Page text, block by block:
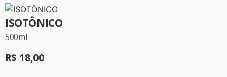
ISOTÔNICO
500ml
R$ 18,00